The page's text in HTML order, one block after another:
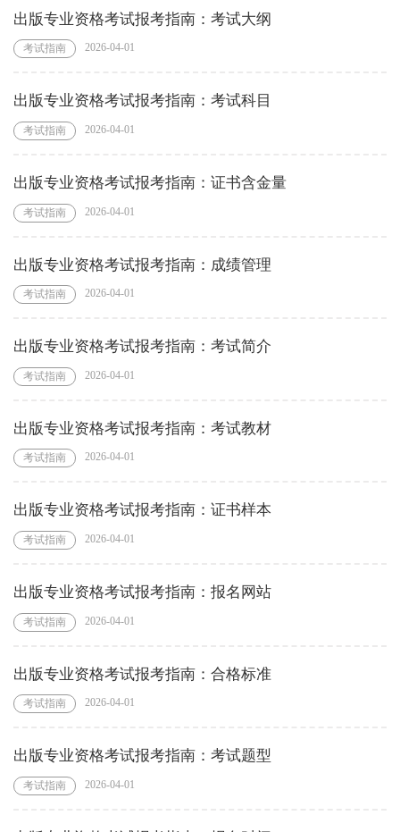
出版专业资格考试报考指南：考试大纲
考试指南 2026-04-01
出版专业资格考试报考指南：考试科目
考试指南 2026-04-01
出版专业资格考试报考指南：证书含金量
考试指南 2026-04-01
出版专业资格考试报考指南：成绩管理
考试指南 2026-04-01
出版专业资格考试报考指南：考试简介
考试指南 2026-04-01
出版专业资格考试报考指南：考试教材
考试指南 2026-04-01
出版专业资格考试报考指南：证书样本
考试指南 2026-04-01
出版专业资格考试报考指南：报名网站
考试指南 2026-04-01
出版专业资格考试报考指南：合格标准
考试指南 2026-04-01
出版专业资格考试报考指南：考试题型
考试指南 2026-04-01